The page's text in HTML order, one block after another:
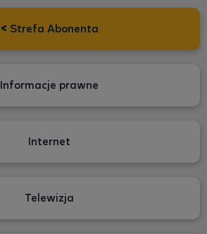
< Strefa Abonenta
Informacje prawne
Internet
Telewizja